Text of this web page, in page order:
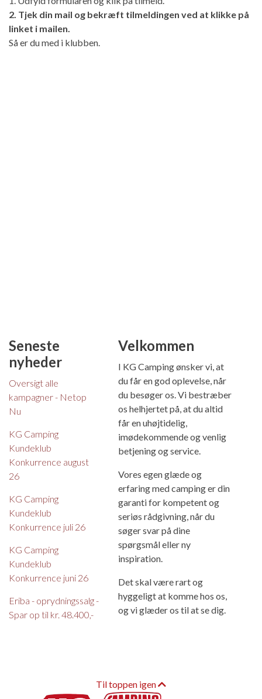
2. Tjek din mail og bekræft tilmeldingen ved at klikke på
linket i mailen.
Så er du med i klubben.
Seneste
nyheder
Oversigt alle
kampagner - Netop
Nu
KG Camping
Kundeklub
Konkurrence august
26
KG Camping
Kundeklub
Konkurrence juli 26
KG Camping
Kundeklub
Konkurrence juni 26
Eriba - oprydningssalg -
Spar op til kr. 48.400,-
Velkommen
I KG Camping ønsker vi, at
du får en god oplevelse, når
du besøger os. Vi bestræber
os helhjertet på, at du altid
får en uhøjtidelig,
imødekommende og venlig
betjening og service.
Vores egen glæde og
erfaring med camping er din
garanti for kompetent og
seriøs rådgivning, når du
søger svar på dine
spørgsmål eller ny
inspiration.
Det skal være rart og
hyggeligt at komme hos os,
og vi glæder os til at se dig.
Til toppen igen